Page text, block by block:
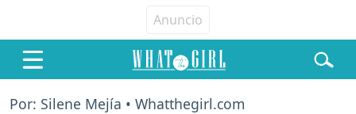
Por: Silene Mejía • Whatthegirl.com